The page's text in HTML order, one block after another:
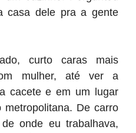
casa dele pra a gente
curto caras mais
mulher, até ver a
cacete e em um lugar
De carro
onde eu trabalhava,